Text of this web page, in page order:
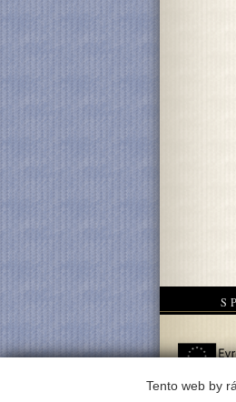
Tento web by